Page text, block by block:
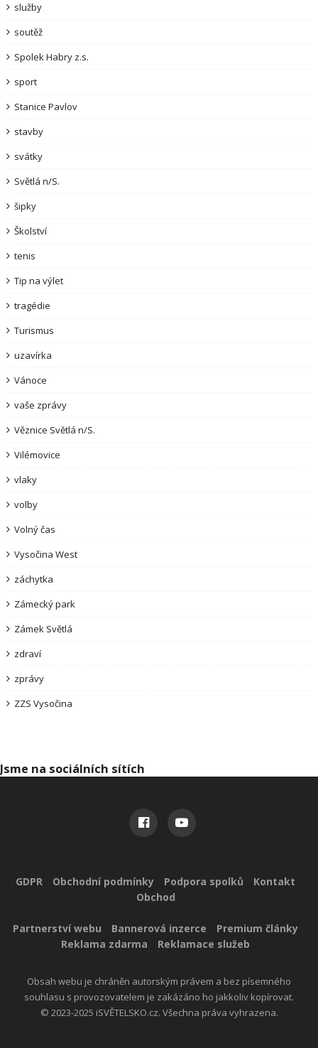
služby
soutěž
Spolek Habry z.s.
sport
Stanice Pavlov
stavby
svátky
Světlá n/S.
šipky
Školství
tenis
Tip na výlet
tragédie
Turismus
uzavírka
Vánoce
vaše zprávy
Věznice Světlá n/S.
Vilémovice
vlaky
volby
Volný čas
Vysočina West
záchytka
Zámecký park
Zámek Světlá
zdraví
zprávy
ZZS Vysočina
Jsme na sociálních sítích
GDPR Obchodní podmínky Podpora spolků
Kontakt
Obchod
Partnerství webu Bannerová inzerce
Premium články
Reklama zdarma
Reklamace služeb
Obsah webu je chráněn autorským právem a bez písemného
souhlasu s provozovatelem je zakázáno ho jakkoliv kopírovat.
© 2023-2025 iSVĚTELSKO.cz. Všechna práva vyhrazena.